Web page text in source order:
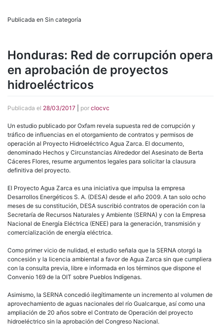
Publicada en Sin categoría
Honduras: Red de corrupción opera
en aprobación de proyectos
hidroeléctricos
Publicada el 28/03/2017 por clocvc
Un estudio publicado por Oxfam revela supuesta red de corrupción y
tráfico de influencias en el otorgamiento de contratos y permisos de
operación al Proyecto Hidroeléctrico Agua Zarca. El documento,
denominado Hechos y Circunstancias Alrededor del Asesinato de Berta
Cáceres Flores, resume argumentos legales para solicitar la clausura
definitiva del proyecto.
El Proyecto Agua Zarca es una iniciativa que impulsa la empresa
Desarrollos Energéticos S. A. (DESA) desde el año 2009. A tan solo ocho
meses de su constitución, DESA suscribió contratos de operación con la
Secretaría de Recursos Naturales y Ambiente (SERNA) y con la Empresa
Nacional de Energía Eléctrica (ENEE) para la generación, transmisión y
comercialización de energía eléctrica.
Como primer vicio de nulidad, el estudio señala que la SERNA otorgó la
concesión y la licencia ambiental a favor de Agua Zarca sin que cumpliera
con la consulta previa, libre e informada en los términos que dispone el
Convenio 169 de la OIT sobre Pueblos Indígenas.
Asimismo, la SERNA concedió ilegítimamente un incremento al volumen de
aprovechamiento de aguas nacionales del río Gualcarque, así como una
ampliación de 20 años sobre el Contrato de Operación del proyecto
hidroeléctrico sin la aprobación del Congreso Nacional.